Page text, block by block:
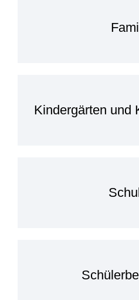
Kindergärten und